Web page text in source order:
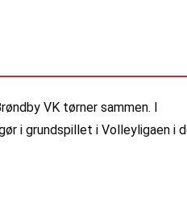
VK tørner sammen. I
i grundspillet i Volleyligaen i